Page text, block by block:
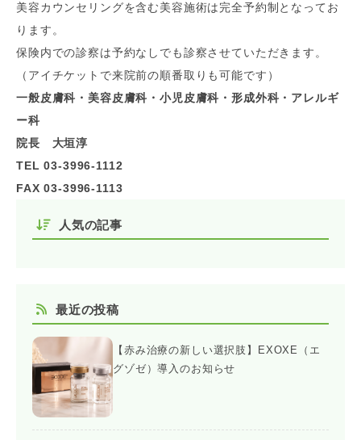
美容カウンセリングを含む美容施術は完全予約制となってお
ります。
保険内での診察は予約なしでも診察させていただきます。
（アイチケットで来院前の順番取りも可能です）
一般皮膚科・美容皮膚科・小児皮膚科・形成外科・アレルギ
ー科
院長 大垣淳
TEL 03-3996-1112
FAX 03-3996-1113
人気の記事
最近の投稿
【赤み治療の新しい選択肢】EXOXE（エ
グゾゼ）導入のお知らせ